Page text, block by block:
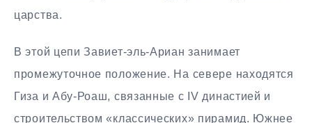
царства.
В этой цепи Завиет-эль-Ариан занимает
промежуточное положение. На севере находятся
Гиза и Абу-Роаш, связанные с IV династией и
строительством «классических» пирамид. Южнее